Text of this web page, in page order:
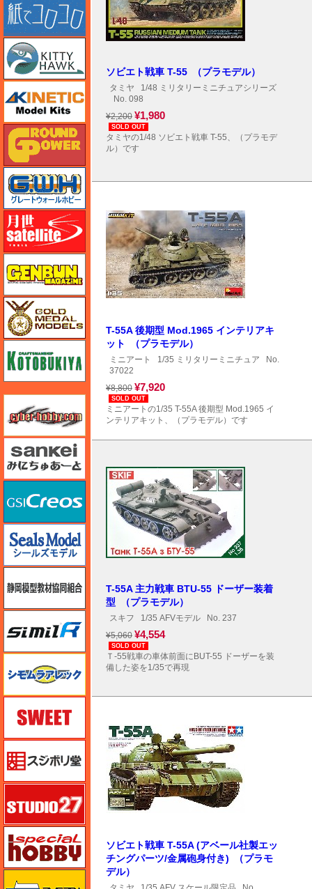
ソビエト戦車 T-55 （プラモデル）
タミヤ
1/48 ミリタリーミニチュアシリーズ
No. 098
¥2,200 ¥1,980
SOLD OUT
タミヤの1/48 ソビエト戦車 T-55、（プラモデ
ル）です
T-55A 後期型 Mod.1965 インテリアキ
ット （プラモデル）
ミニアート 1/35 ミリタリーミニチュア No.
37022
¥8,800 ¥7,920
SOLD OUT
ミニアートの1/35 T-55A 後期型 Mod.1965 イ
ンテリアキット、（プラモデル）です
T-55A 主力戦車 BTU-55 ドーザー装着
型 （プラモデル）
スキフ 1/35 AFVモデル No. 237
¥5,060 ¥4,554
SOLD OUT
Ｔ-55戦車の車体前面にBUT-55 ドーザーを装
備した姿を1/35で再現
ソビエト戦車 T-55A (アベール社製エッ
チングパーツ/金属砲身付き) （プラモ
デル）
キティホーク
キネテック
ガリレオ出版 グランドパワー
月世 サテライトツールス
ゲンブンマガジン
コトブキヤ
サイバーホビー
さんけい みにちゅあーと
GSIクレオス
シールズモデル
シミラー（similR）
シモムラアレック
スジボリ堂
スタジオ27・タブデザイン
ズベズダ（Zvezda）